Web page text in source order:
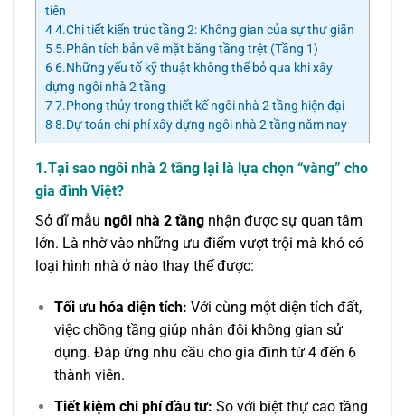
tiên
44.Chi tiết kiến trúc tầng 2: Không gian của sự thư giãn
5 5.Phân tích bản vẽ mặt bằng tầng trệt (Tầng 1)
6 6.Những yếu tố kỹ thuật không thể bỏ qua khi xây
dựng ngôi nhà 2 tầng
77.Phong thủy trong thiết kế ngôi nhà 2 tầng hiện đại
8 8.Dự toán chi phí xây dựng ngôi nhà 2 tầng năm nay
1.Tại sao ngôi nhà 2 tầng lại là lựa chọn “vàng” cho
gia đình Việt?
Sở dĩ mẫu ngôi nhà 2 tầng nhận được sự quan tâm
lớn. Là nhờ vào những ưu điểm vượt trội mà khó có
loại hình nhà ở nào thay thế được:
Tối ưu hóa diện tích: Với cùng một diện tích đất,
việc chồng tầng giúp nhân đôi không gian sử
dụng. Đáp ứng nhu cầu cho gia đình từ 4 đến 6
thành viên.
Tiết kiệm chi phí đầu tư: So với biệt thự cao tầng